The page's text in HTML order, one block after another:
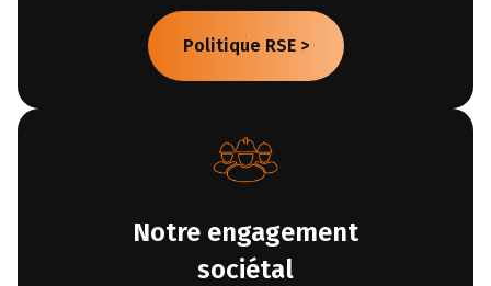
Politique RSE >
Notre engagement
sociétal